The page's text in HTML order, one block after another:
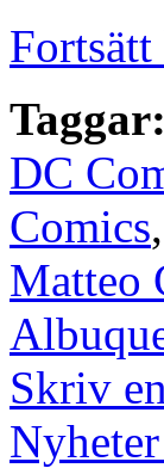
Fortsätt
Taggar:
DC
Comics,
Matteo
Skriv